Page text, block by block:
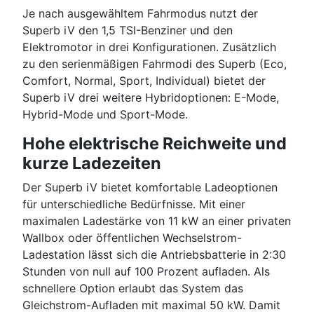
Je nach ausgewähltem Fahrmodus nutzt der
Superb iV den 1,5 TSI-Benziner und den
Elektromotor in drei Konfigurationen. Zusätzlich
zu den serienmäßigen Fahrmodi des Superb (Eco,
Comfort, Normal, Sport, Individual) bietet der
Superb iV drei weitere Hybridoptionen: E-Mode,
Hybrid-Mode und Sport-Mode.
Hohe elektrische Reichweite und
kurze Ladezeiten
Der Superb iV bietet komfortable Ladeoptionen
für unterschiedliche Bedürfnisse. Mit einer
maximalen Ladestärke von 11 kW an einer privaten
Wallbox oder öffentlichen Wechselstrom-
Ladestation lässt sich die Antriebsbatterie in 2:30
Stunden von null auf 100 Prozent aufladen. Als
schnellere Option erlaubt das System das
Gleichstrom-Aufladen mit maximal 50 kW. Damit